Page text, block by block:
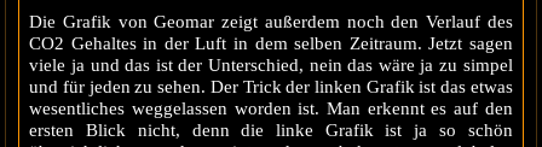
Die Grafik von Geomar zeigt außerdem noch den Verlauf des
CO2 Gehaltes in der Luft in dem selben Zeitraum. Jetzt sagen
viele ja und das ist der Unterschied, nein das wäre ja zu simpel
und für jeden zu sehen. Der Trick der linken Grafik ist das etwas
wesentliches weggelassen worden ist. Man erkennt es auf den
ersten Blick nicht, denn die linke Grafik ist ja so schön